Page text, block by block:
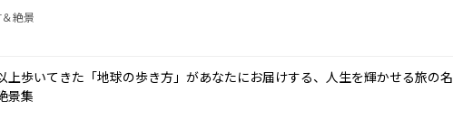
絶景
上歩いてきた「地球の歩き方」があなたにお届けする、人生を輝かせる旅の名
景集